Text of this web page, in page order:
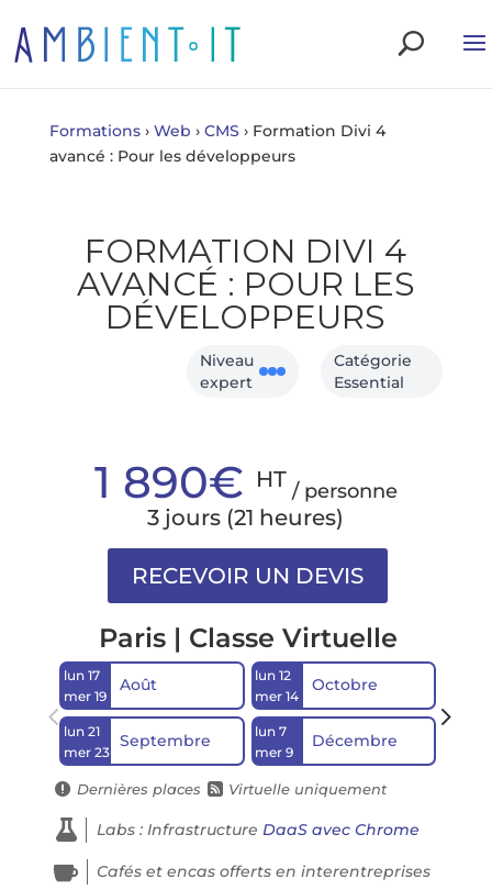
Formations › Web › CMS › Formation Divi 4
avancé : Pour les développeurs
FORMATION DIVI 4
AVANCÉ : POUR LES
DÉVELOPPEURS
Niveau
expert
Catégorie
Essential
1 890€ HT / personne
3 jours (21 heures)
Paris | Classe Virtuelle
lun 17
mer 19
Août
lun 21
mer 23
Septembre
lun 12
mer 14
Octobre
lun 7
mer 9
Décembre
 Dernières places  Virtuelle uniquement
 Labs : Infrastructure DaaS avec Chrome
 Cafés et encas offerts en interentreprises